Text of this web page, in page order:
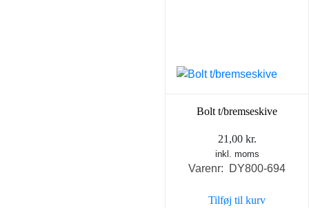
Bolt t/bremseskive
21,00 kr.
inkl. moms
Varenr: DY800-694
Tilføj til kurv